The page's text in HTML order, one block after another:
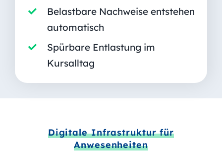
Belastbare Nachweise entstehen
automatisch
Spürbare Entlastung im
Kursalltag
Digitale Infrastruktur für
Anwesenheiten